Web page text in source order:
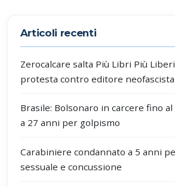
Articoli recenti
Zerocalcare salta Più Libri Più
protesta contro editore neofascista
Brasile: Bolsonaro in carcere fino
a 27 anni per golpismo
Carabiniere condannato a 5 anni
sessuale e concussione